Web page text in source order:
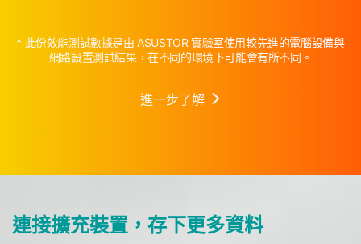
* 此份效能測試數據是由 ASUSTOR 實驗室使用較先進的電腦設備與
網路設置測試結果，在不同的環境下可能會有所不同。
進一步了解
連接擴充裝置，存下更多資料